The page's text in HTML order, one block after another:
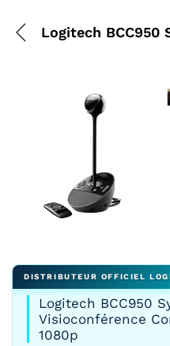
Logitech BCC950
Visioconférence
1080p